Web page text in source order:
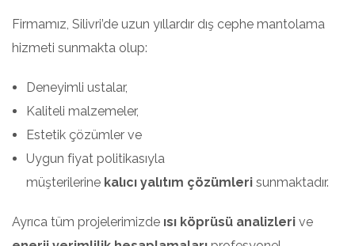
Firmamız, Silivri’de uzun yıllardır dış cephe mantolama
hizmeti sunmakta olup:
Deneyimli ustalar,
Kaliteli malzemeler,
Estetik çözümler ve
Uygun fiyat politikasıyla
müşterilerine kalıcı yalıtım çözümleri sunmaktadır.
Ayrıca tüm projelerimizde ısı köprüsü analizleri ve